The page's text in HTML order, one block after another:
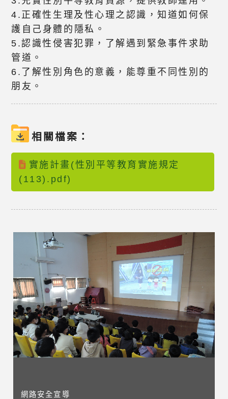
4.正確性生理及性心理之認識，知道如何保
護自己身體的隱私。
5.認識性侵害犯罪，了解遇到緊急事件求助
管道。
6.了解性別角色的意義，能尊重不同性別的
朋友。
相關檔案：
實施計畫(性別平等教育實施規定
(113).pdf)
網路安全宣導